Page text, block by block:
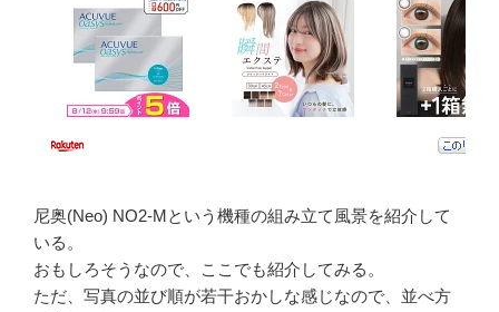
尼奥(Neo) NO2-Mという機種の組み立て風景を紹介して
いる。
おもしろそうなので、ここでも紹介してみる。
ただ、写真の並び順が若干おかしな感じなので、並べ方